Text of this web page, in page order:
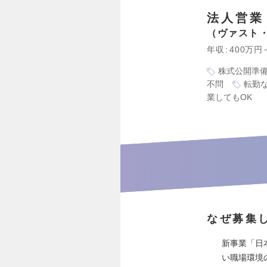
法人営
ヴァスト
年収 400万円
株式公開準
不問
転勤
業してもOK
なぜ募集
新事業「日
い職場環